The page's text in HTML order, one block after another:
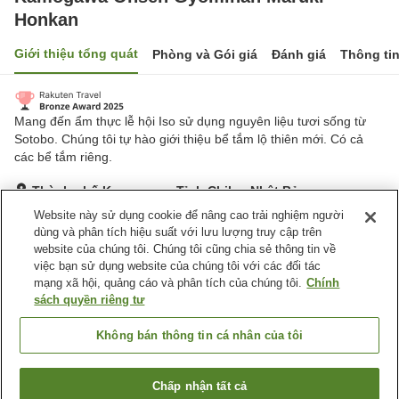
Honkan
Giới thiệu tổng quát Phòng và Gói giá Đánh giá Thông
Mang đến ẩm thực lễ hội Iso sử dụng nguyên liệu tươi sống từ
Sotobo. Chúng tôi tự hào giới thiệu bể tắm lộ thiên mới. Có cả
các bể tắm riêng.
Thành phố Kamogawa, Tỉnh Chiba, Nhật Bản
Hiển thị trên bản đồ
Tuyệt vời Đánh giá:70lượt
Tiện nghi chỗ nghỉ
Bãi đỗ xe
Spa / Salon
Máy bán hàng tự động
Cửa hàng
Tỉnh Chiba
Kamogawa Onsen Gyominan Maruki Honkan
Tìm phòng trống
Website này sử dụng cookie để nâng cao trải nghiệm người
dùng và phân tích hiệu suất với lưu lượng truy cập trên
website của chúng tôi. Chúng tôi cũng chia sẻ thông tin về
việc bạn sử dụng website của chúng tôi với các đối tác
mạng xã hội, quảng cáo và phân tích của chúng tôi. Chính
sách quyền riêng tư
Không bán thông tin cá nhân của tôi
Chấp nhận tất cả